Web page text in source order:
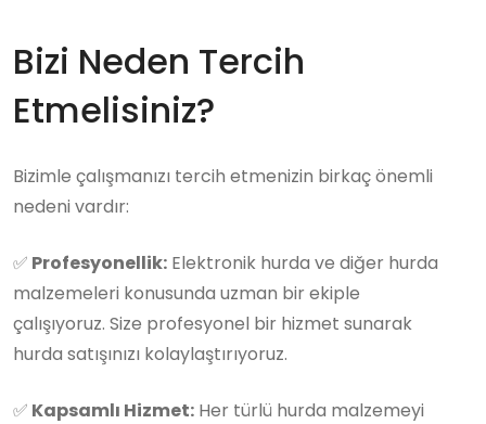
Bizi Neden Tercih
Etmelisiniz?
Bizimle çalışmanızı tercih etmenizin birkaç önemli
nedeni vardır:
✅ Profesyonellik: Elektronik hurda ve diğer hurda
malzemeleri konusunda uzman bir ekiple
çalışıyoruz. Size profesyonel bir hizmet sunarak
hurda satışınızı kolaylaştırıyoruz.
✅ Kapsamlı Hizmet: Her türlü hurda malzemeyi